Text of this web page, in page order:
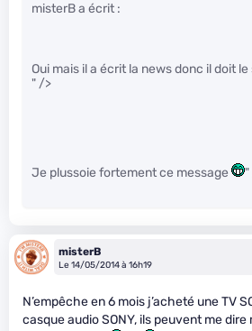
misterB a écrit :
Oui mais il a écrit la news donc il doit
" />
Je plussoie fortement ce message "
misterB
Le 14/05/2014 à 16h19
N’empêche en 6 mois j’acheté une TV
casque audio SONY, ils peuvent me